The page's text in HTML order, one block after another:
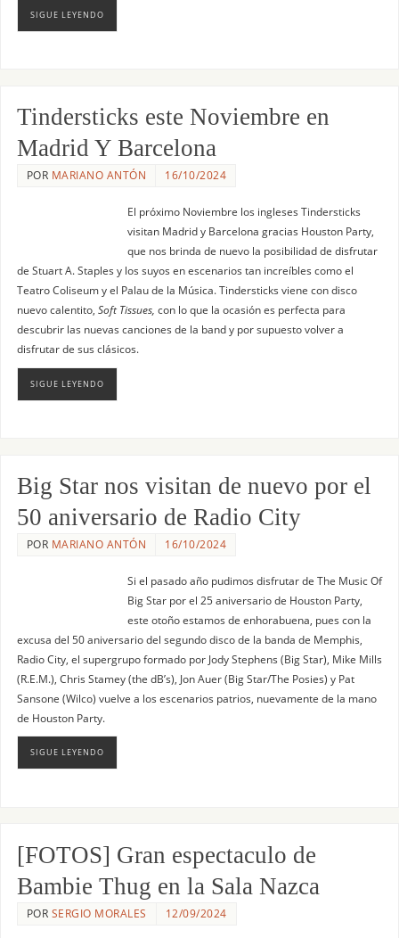
SIGUE LEYENDO
Tindersticks este Noviembre en
Madrid Y Barcelona
POR MARIANO ANTÓN 16/10/2024
El próximo Noviembre los ingleses Tindersticks
visitan Madrid y Barcelona gracias Houston Party,
que nos brinda de nuevo la posibilidad de disfrutar
de Stuart A. Staples y los suyos en escenarios tan increíbles como el
Teatro Coliseum y el Palau de la Música. Tindersticks viene con disco
nuevo calentito, Soft Tissues, con lo que la ocasión es perfecta para
descubrir las nuevas canciones de la band y por supuesto volver a
disfrutar de sus clásicos.
SIGUE LEYENDO
Big Star nos visitan de nuevo por el
50 aniversario de Radio City
POR MARIANO ANTÓN 16/10/2024
Si el pasado año pudimos disfrutar de The Music Of
Big Star por el 25 aniversario de Houston Party,
este otoño estamos de enhorabuena, pues con la
excusa del 50 aniversario del segundo disco de la banda de Memphis,
Radio City, el supergrupo formado por Jody Stephens (Big Star), Mike Mills
(R.E.M.), Chris Stamey (the dB’s), Jon Auer (Big Star/The Posies) y Pat
Sansone (Wilco) vuelve a los escenarios patrios, nuevamente de la mano
de Houston Party.
SIGUE LEYENDO
[FOTOS] Gran espectaculo de
Bambie Thug en la Sala Nazca
POR SERGIO MORALES 12/09/2024